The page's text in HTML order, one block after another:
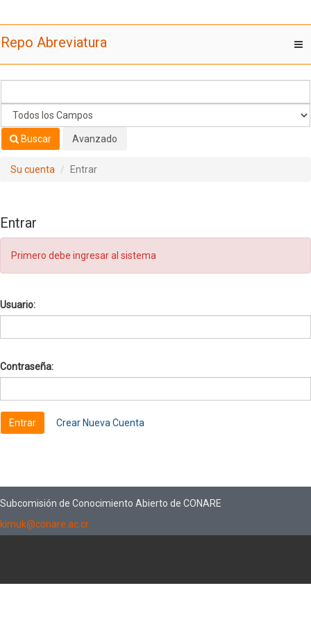
Repo Abreviatura
Buscar Avanzado
Su cuenta Entrar
Entrar
Primero debe ingresar al sistema
Usuario:
Contraseña:
Crear Nueva Cuenta
Subcomisión de Conocimiento Abierto de CONARE
kimuk@conare.ac.cr